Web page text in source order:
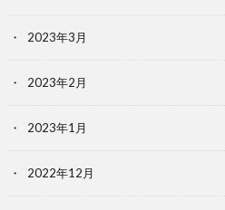
2023年3月
2023年2月
2023年1月
2022年12月